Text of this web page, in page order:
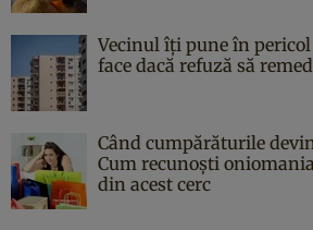
Vecinul îți pune în pericol
face dacă refuză să
Când cumpărăturile
Cum recunoști
din acest cerc